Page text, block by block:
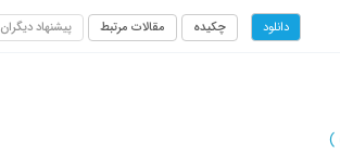
دانلود چکیده مقالات مرتبط پیشنهاد دیگران
)